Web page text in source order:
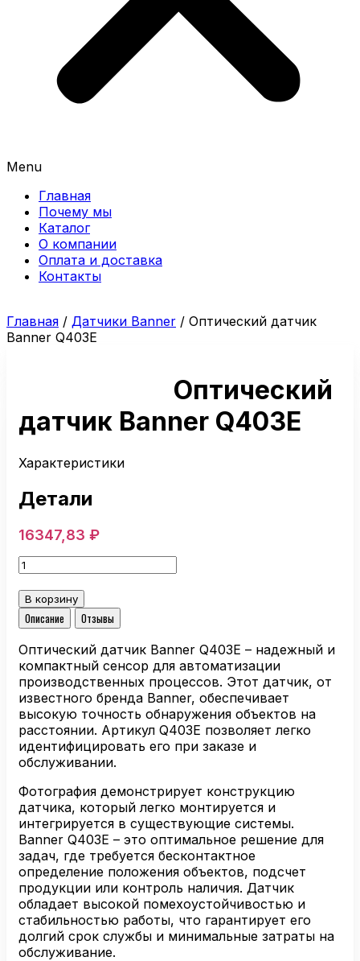
Menu
Главная
Почему мы
Каталог
О компании
Оплата и доставка
Контакты
Главная / Датчики Banner / Оптический датчик
Banner Q403E
Оптический
датчик Banner Q403E
Характеристики
Детали
16347,83 ₽
Количество
товара
Оптический
датчик
Banner
Q403E
В корзину
Описание
Отзывы
Оптический датчик Banner Q403E – надежный и
компактный сенсор для автоматизации
производственных процессов. Этот датчик, от
известного бренда Banner, обеспечивает
высокую точность обнаружения объектов на
расстоянии. Артикул Q403E позволяет легко
идентифицировать его при заказе и
обслуживании.
Фотография демонстрирует конструкцию
датчика, который легко монтируется и
интегрируется в существующие системы.
Banner Q403E – это оптимальное решение для
задач, где требуется бесконтактное
определение положения объектов, подсчет
продукции или контроль наличия. Датчик
обладает высокой помехоустойчивостью и
стабильностью работы, что гарантирует его
долгий срок службы и минимальные затраты на
обслуживание.